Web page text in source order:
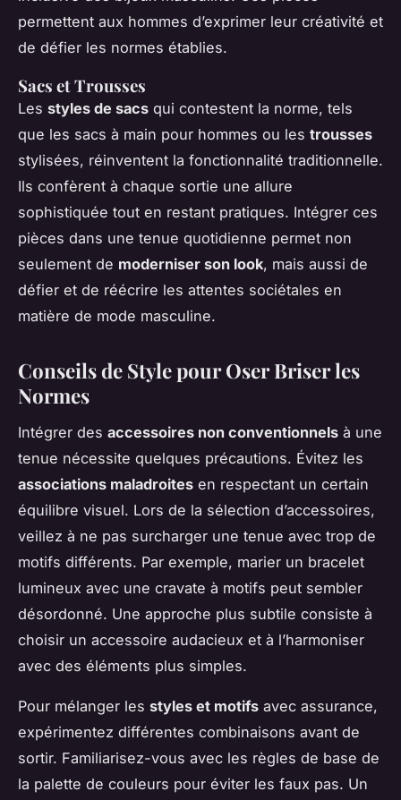
permettent aux hommes d’exprimer leur créativité et
de défier les normes établies.
Sacs et Trousses
Les styles de sacs qui contestent la norme, tels
que les sacs à main pour hommes ou les trousses
stylisées, réinventent la fonctionnalité traditionnelle.
Ils confèrent à chaque sortie une allure
sophistiquée tout en restant pratiques. Intégrer ces
pièces dans une tenue quotidienne permet non
seulement de moderniser son look, mais aussi de
défier et de réécrire les attentes sociétales en
matière de mode masculine.
Conseils de Style pour Oser Briser les
Normes
Intégrer des accessoires non conventionnels à une
tenue nécessite quelques précautions. Évitez les
associations maladroites en respectant un certain
équilibre visuel. Lors de la sélection d’accessoires,
veillez à ne pas surcharger une tenue avec trop de
motifs différents. Par exemple, marier un bracelet
lumineux avec une cravate à motifs peut sembler
désordonné. Une approche plus subtile consiste à
choisir un accessoire audacieux et à l’harmoniser
avec des éléments plus simples.
Pour mélanger les styles et motifs avec assurance,
expérimentez différentes combinaisons avant de
sortir. Familiarisez-vous avec les règles de base de
la palette de couleurs pour éviter les faux pas. Un